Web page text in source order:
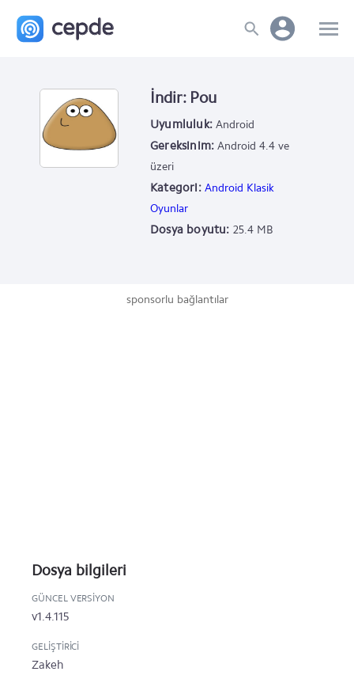
İndir: Pou
Uyumluluk: Android
Gereksinim: Android 4.4 ve
üzeri
Kategori: Android Klasik
Oyunlar
Dosya boyutu: 25.4 MB
sponsorlu bağlantılar
Dosya bilgileri
GÜNCEL VERSIYON
v1.4.115
GELIŞTIRICI
Zakeh